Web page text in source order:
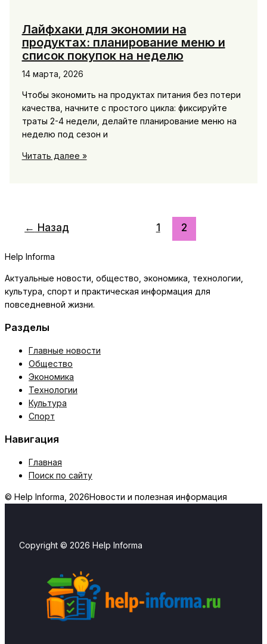
Лайфхаки для экономии на
продуктах: планирование меню и
список покупок на неделю
14 марта, 2026
Чтобы экономить на продуктах питания без потери
качества, начните с простого цикла: фиксируйте
траты 2-4 недели, делайте планирование меню на
неделю под сезон и
Лайфхаки
меню
список
на
неделю
Читать далее »
← Назад 1 2
Help Informa
Актуальные новости, общество, экономика, технологии,
культура, спорт и практическая информация для
повседневной жизни.
Разделы
Главные новости
Общество
Экономика
Технологии
Культура
Спорт
Навигация
Главная
Поиск по сайту
© Help Informa, 2026Новости и полезная информация
Copyright © 2026 Help Informa